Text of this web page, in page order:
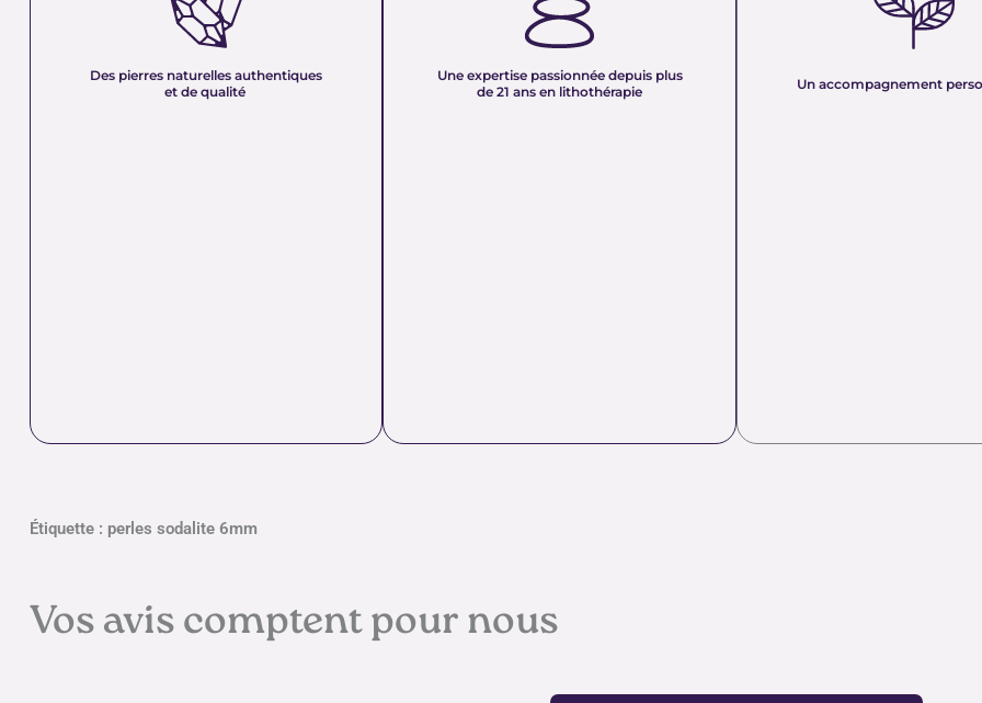
Des pierres naturelles authentiques
et de qualité
Nous sélectionnons rigoureusement nos
minéraux pour vous offrir des pierres 100 %
pure. Chaque cristal est choisi pour sa beauté, sa
vibration et son authenticité afin de vous garantir
Une expertise passionnée depuis plus
de 21 ans en lithothérapie
Forte d’une expérience de plus de deux
décennies, notre équipe vous partage son savoir
mettons nos connaissances en lithothérapie à
votre service pour vous accompagner dans votre
Un accompagnement
Nous sélectionnons
minéraux pour vous offrir des
naturelles, non traitées et chargées
vibration et son authenticité afin
un produit à la hauteur de vos
Étiquette : perles sodalite 6mm
Vos avis comptent pour nous